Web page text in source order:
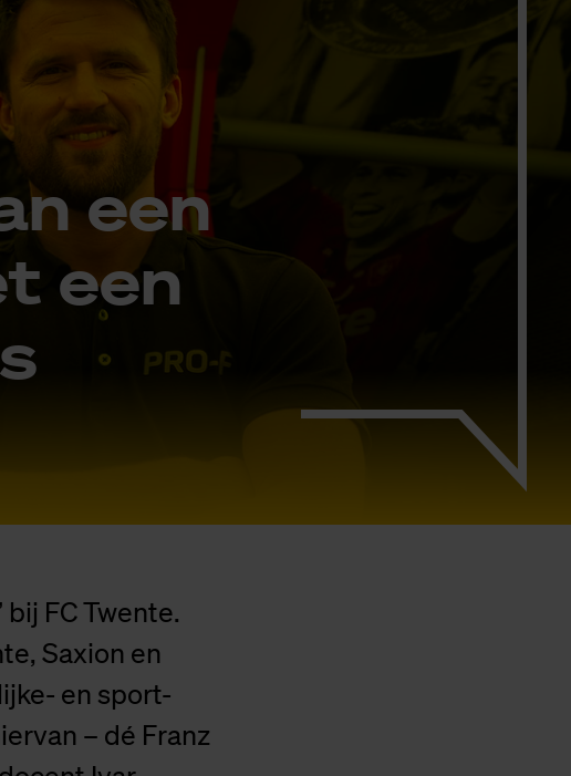
een
een
FC Twente.
Saxion en
en sport-
– dé Franz